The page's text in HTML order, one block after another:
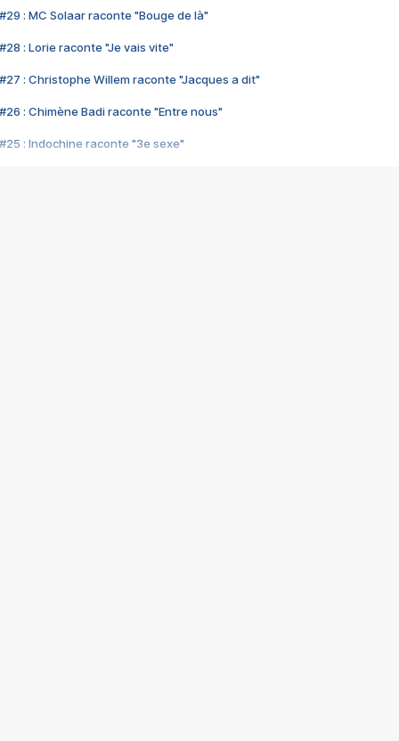
#29 : MC Solaar raconte "Bouge de là"
#28 : Lorie raconte "Je vais vite"
#27 : Christophe Willem raconte "Jacques a dit"
#26 : Chimène Badi raconte "Entre nous"
#25 : Indochine raconte "3e sexe"